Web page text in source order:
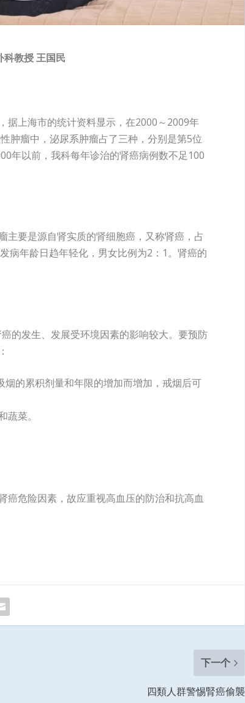
科教授 王国民
据上海市的统计资料显示，在2000～2009年
肿瘤中，泌尿系肿瘤占了三种，分别是第5位
年以前，我科每年诊治的肾癌病例数不足100
主要是源自肾实质的肾细胞癌，又称肾癌，占
病年龄日趋年轻化，男女比例为2：1。肾癌的
的发生、发展受环境因素的影响较大。要预防
求如下：
的累积剂量和年限的增加而增加，戒烟后可
菜。
危险因素，故应重视高血压的防治和抗高血
下一个
四類人群警惕腎癌偷襲